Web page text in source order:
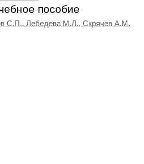
пособие
С.П., Лебедева М.Л., Скрячев А.М.